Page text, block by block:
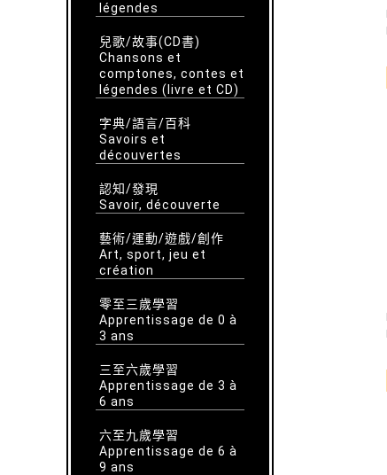
légendes
兒歌/故事(CD書)
Chansons et
comptones, contes et
légendes (livre et CD)
字典/語言/百科
Savoirs et
découvertes
認知/發現
Savoir, découverte
藝術/運動/遊戲/創作
Art, sport, jeu et
création
零至三歲學習
Apprentissage de 0 à
3 ans
三至六歲學習
Apprentissage de 3 à
6 ans
六至九歲學習
Apprentissage de 6 à
9 ans